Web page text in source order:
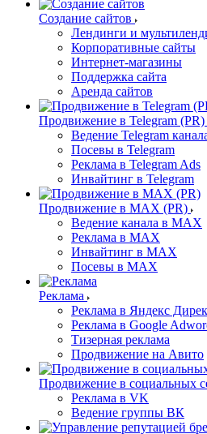
Создание сайтов
Лендинги и
Корпоративные сайты
Интернет-магазины
Поддержка сайта
Аренда сайтов
Продвижение в Telegram (PR)
Ведение Telegram
Посевы в Telegram
Реклама в Telegram Ads
Инвайтинг в Telegram
Продвижение в MAX (PR)
Ведение канала в MAX
Реклама в MAX
Инвайтинг в MAX
Посевы в MAX
Реклама
Реклама в Яндекс
Реклама в Google
Тизерная реклама
Продвижение на Авито
Продвижение в социальных
Реклама в VK
Ведение группы ВК